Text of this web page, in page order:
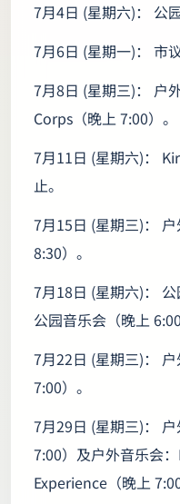
7月4日 (星期六)： 公
7月6日 (星期一)： 市
7月8日 (星期三)： 户
Corps（晚上 7:00）。
7月11日 (星期六)：
止。
7月15日 (星期三)：
8:30）。
7月18日 (星期六)：
公园音乐会（晚上
7月22日 (星期三)：
7:00）。
7月29日 (星期三)：
7:00）及户外音乐会
Experience（晚上